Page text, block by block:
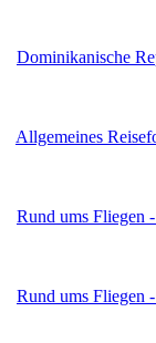
Dominikanische
Allgemeines
Rund ums Fliegen
Rund ums Fliegen